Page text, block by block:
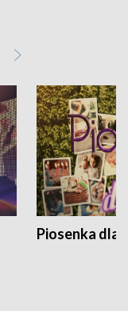
Piosenka dla